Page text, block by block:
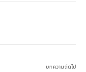
บทความถัดไป